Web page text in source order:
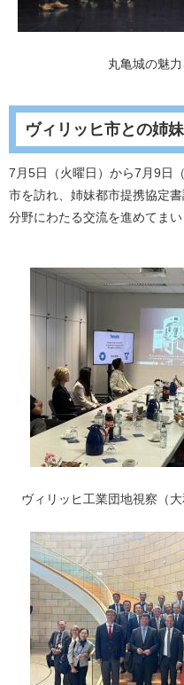
丸亀城の魅力を紹
ヴィリッヒ市との姉
7月5日（火曜日）から7月9日
市を訪れ、姉妹都市提携協定
分野にわたる交流を進めてまい
ヴィリッヒ工業団地視察（